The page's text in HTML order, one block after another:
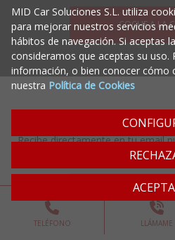
COCHE A LA
Boletín de
Recibe directamente en tu email
y noticias
Acepto recibir comunicaciones
TELÉFONO LLÁMAME
MID Car Soluciones S.L. utiliza
para mejorar nuestros servicios
hábitos de navegación. Si aceptas
consideramos que aceptas su uso.
información, o bien conocer cómo
nuestra Política de Cookies